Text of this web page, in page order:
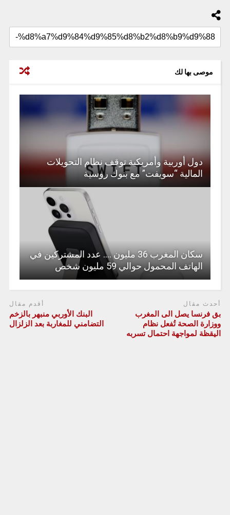
موصى بها لك
دول أوربية وأمريكية توقف نظام التحويلات
المالية “سويفت” مع بنوك روسية
سكان المغرب 36 مليون …. عدد المشتركين في
الهاتف المحمول حوالي 59 مليون شخص
أحدث مقال
بق فرنسا يصل الى المغرب
ووزارة الصحة تُفعل نظام
اليقظة لمواجهة احتمال تسربه
أقدم مقال
البنك الأوربي منبهر بالزخم
التضامني للمغاربة بعد الزلزال